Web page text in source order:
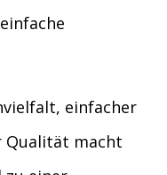
einfacher
Qualität macht